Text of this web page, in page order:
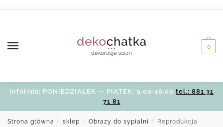
0
Infolinia: PONIEDZIAŁEK — PIĄTEK: 9.00-16.00 tel.: 881 31
71 81
Strona główna / sklep / Obrazy do sypialni /
Reprodukcja